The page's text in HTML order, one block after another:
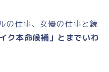
の仕事、女優の仕事と続
ク本命候補」とまでいわ